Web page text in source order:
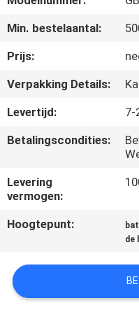
NEEM
CONTACT
MET
ONS
NIEUWS
EEN
OFFERTE
Min. bestelaantal:
Prijs:
Verpakking Details:
Levertijd:
7-
Betalingscondities:
Levering
vermogen:
Hoogtepunt:
de